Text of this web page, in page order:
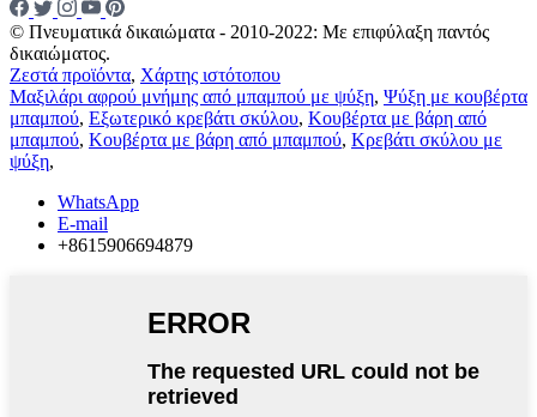
© Πνευματικά δικαιώματα - 2010-2022: Με επιφύλαξη παντός
δικαιώματος.
Ζεστά προϊόντα, Χάρτης ιστότοπου
Μαξιλάρι αφρού μνήμης από μπαμπού με ψύξη, Ψύξη με κουβέρτα
μπαμπού, Εξωτερικό κρεβάτι σκύλου, Κουβέρτα με βάρη από
μπαμπού, Κουβέρτα με βάρη από μπαμπού, Κρεβάτι σκύλου με
ψύξη,
WhatsApp
E-mail
+8615906694879